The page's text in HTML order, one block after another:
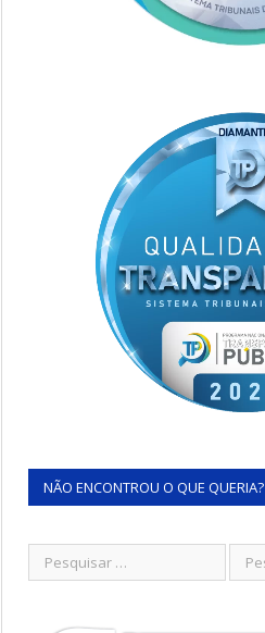
NÃO ENCONTROU O QUE QUERIA?